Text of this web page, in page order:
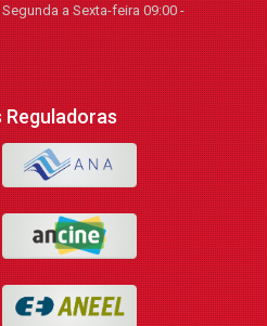
Segunda a Sexta-feira 09:00 -